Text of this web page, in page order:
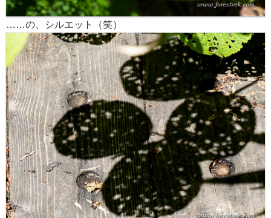
……の、シルエット（笑）